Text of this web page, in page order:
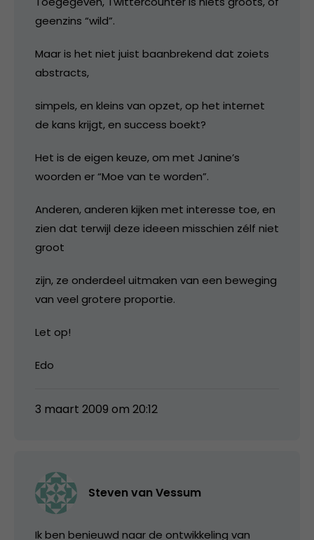
geenzins “wild”.
Maar is het niet juist baanbrekend dat zoiets
abstracts,
simpels, en kleins van opzet, op het internet
de kans krijgt, en success boekt?
Het is de eigen keuze, om met Janine’s
woorden er “Moe van te worden”.
Anderen, anderen kijken met interesse toe, en
zien dat terwijl deze ideeen misschien zélf niet
groot
zijn, ze onderdeel uitmaken van een beweging
van veel grotere proportie.
Let op!
Edo
3 maart 2009 om 20:12
Steven van Vessum
Ik ben benieuwd naar de ontwikkeling van